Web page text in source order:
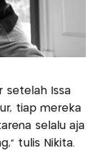
setelah Issa
tiap mereka
selalu aja
tulis Nikita.